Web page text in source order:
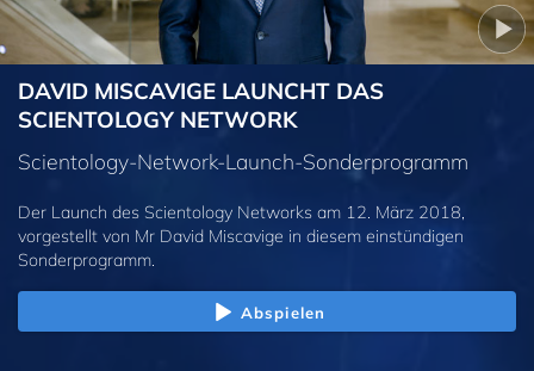
DAVID MISCAVIGE LAUNCHT DAS
SCIENTOLOGY NETWORK
Scientology-Network-Launch-Sonderprogramm
Der Launch des Scientology Networks am 12. März 2018,
vorgestellt von Mr David Miscavige in diesem einstündigen
Sonderprogramm.
Abspielen